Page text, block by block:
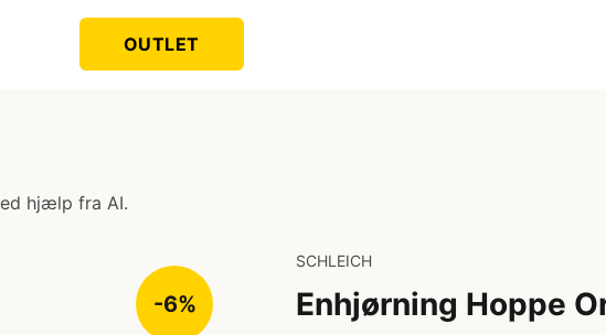
OUTLET
hjælp fra AI.
-6%
SCHLEICH
Enhjørning Hoppe